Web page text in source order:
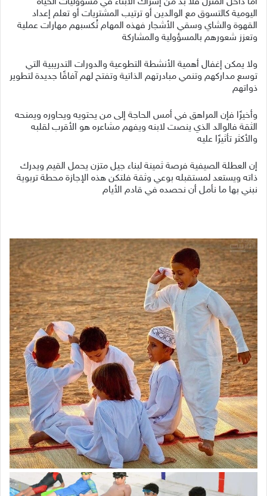
أما داخل المنزل فلا بد من إشراك الأبناء في مسؤوليات الحياة
اليومية كالتسوق مع الوالدين أو ترتيب المشتريات أو تعلم إعداد
القهوة والشاي وسقي الأشجار فهذه المهام تُكسبهم مهارات عملية
وتعزز شعورهم بالمسؤولية والمشاركة
ولا يمكن إغفال أهمية الأنشطة التطوعية والدورات التدريبية التي
توسع مداركهم وتنمي مبادرتهم الذاتية وتفتح لهم آفاقًا جديدة لتطوير
ذواتهم
وأخيرًا فإن المراهق في أمس الحاجة إلى من يحتويه ويحاوره ويمنحه
الثقة فالوالد الذي ينصت لابنه ويفهم مشاعره هو الأقرب لقلبه
والأكثر تأثيرًا عليه
إن العطلة الصيفية فرصة ثمينة لبناء جيل متزن يحمل القيم ويدرك
ذاته ويستعد لمستقبله بوعي وثقة فلتكن هذه الإجازة محطة تربوية
نبني بها ما نأمل أن نحصده في قادم الأيام